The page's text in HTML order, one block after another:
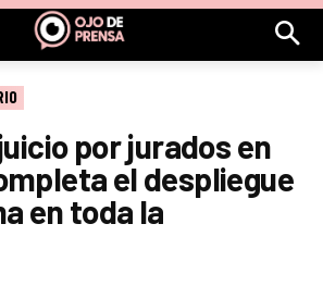
por jurados en
el despliegue
en toda la